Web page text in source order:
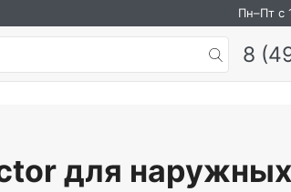
Пн–Пт с
8
для